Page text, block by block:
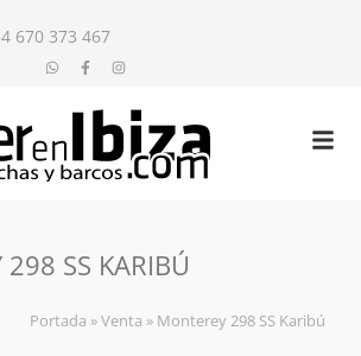
670 373 467
298 SS KARIBÚ
Portada »Venta » Monterey 298 SS Karibú